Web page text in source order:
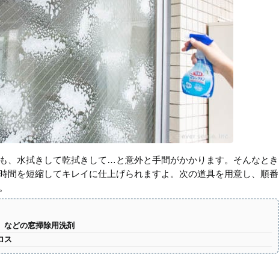
、水拭きして乾拭きして…と意外と手間がかかります。そんなとき
間を短縮してキレイに仕上げられますよ。次の道具を用意し、順番
などの窓掃除用洗剤
ス